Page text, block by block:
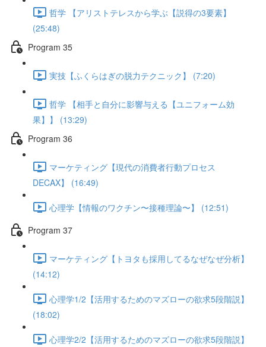
哲学 【アリストテレスから学ぶ【説得の3要素】
(25:48)
Program 35
実技【ふくらはぎの脱力テクニック】 (7:20)
哲学 【相手と自分に影響与える【ユニフォーム効
果】】 (13:29)
Program 36
マーケティング【現代の消費者行動プロセス
DECAX】 (16:49)
心理学【情報のワクチン〜接種理論〜】 (12:51)
Program 37
マーケティング【トヨタも採用してるなぜなぜ分析】
(14:12)
心理学1/2【活用するためのマズローの欲求5段階説】
(18:02)
心理学2/2【活用するためのマズローの欲求5段階説】